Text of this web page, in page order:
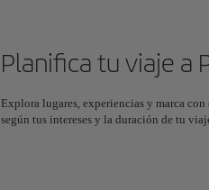
Planifica tu viaje a
Explora lugares, experiencias y marca
según tus intereses y la duración de tu